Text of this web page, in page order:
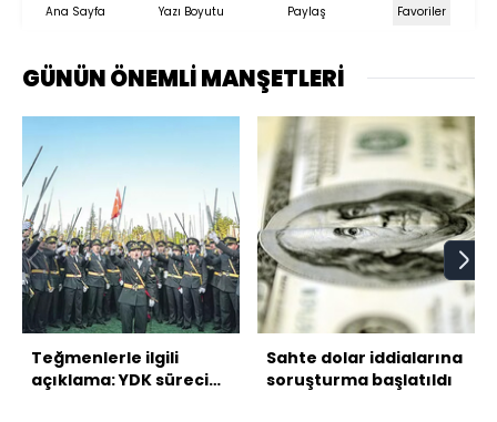
Ana Sayfa Yazı Boyutu Paylaş Favoriler
GÜNÜN ÖNEMLİ MANŞETLERİ
Teğmenlerle ilgili
açıklama: YDK süreci
Sahte dolar iddialarına
soruşturma başlatıldı